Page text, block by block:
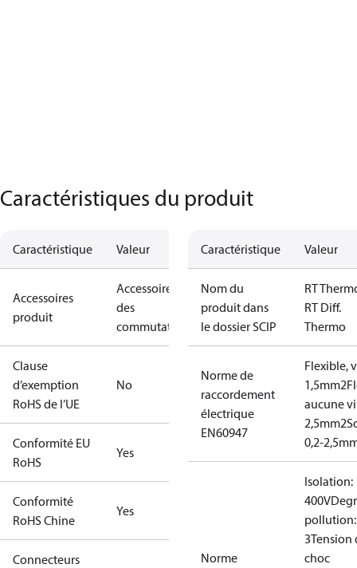
Caractéristiques du produit
Caractéristique Valeur
Accessoires
produit
Accessoires
des
commutateurs
Clause
d’exemption
RoHS de l’UE
No
Conformité EU
RoHS
Yes
Conformité
RoHS Chine
Yes
Connecteurs
Caractéristique Valeur
Nom du
produit dans
le dossier SCIP
RT
RT Diff.
Thermo
Norme de
raccordement
électrique
EN60947
Flexible,
1,5mm2
aucune
2,5mm2
0,2-
Norme
Isolation:
400V
pollution:
3Tension
choc